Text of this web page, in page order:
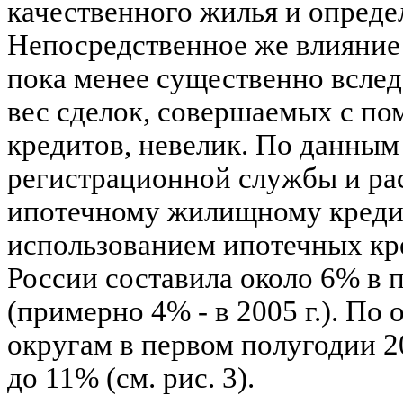
качественного жилья и
Непосредственное же
пока менее существенно
вес сделок, совершаемых с
кредитов, невелик. По
регистрационной службы и
ипотечному жилищному
использованием ипотечных
России составила около 6% в
(примерно 4% - в 2005 г.). По
округам в первом полугодии
до 11% (см. рис. 3).